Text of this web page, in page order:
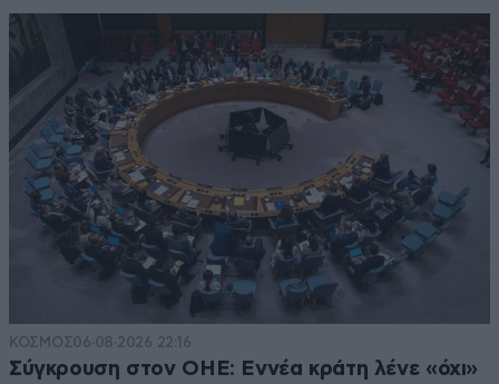
ΚΟΣΜΟΣ06·08·2026 22:16
Σύγκρουση στον ΟΗΕ: Εννέα κράτη λένε «όχι»